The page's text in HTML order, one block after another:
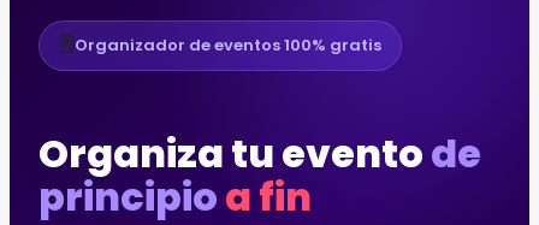
🗒️Organizador de eventos 100% gratis
Organiza tu eventode
principioa fin